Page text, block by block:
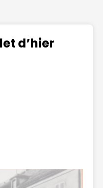
d’hier